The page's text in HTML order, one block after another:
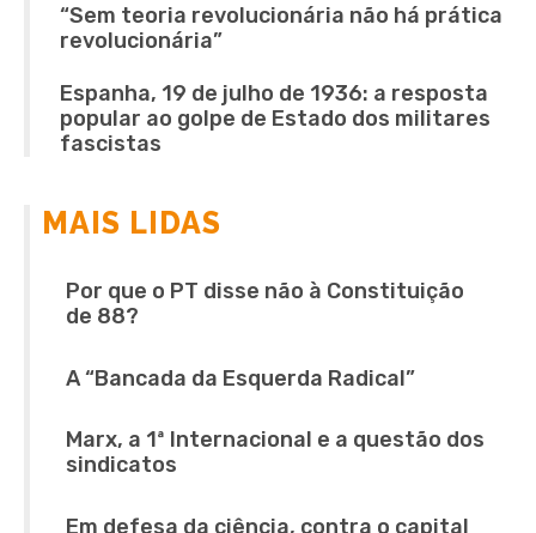
“Sem teoria revolucionária não há prática
revolucionária”
Espanha, 19 de julho de 1936: a resposta
popular ao golpe de Estado dos militares
fascistas
MAIS LIDAS
Por que o PT disse não à Constituição
de 88?
A “Bancada da Esquerda Radical”
Marx, a 1ª Internacional e a questão dos
sindicatos
Em defesa da ciência, contra o capital